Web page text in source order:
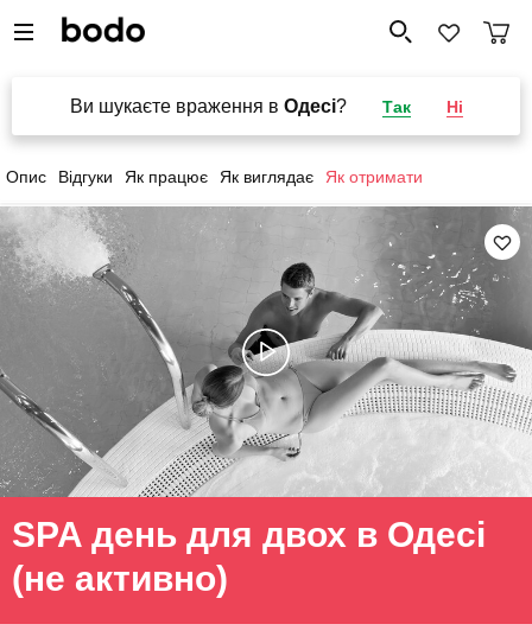
Ви шукаєте враження в Одесі? Так Ні
Опис Відгуки Як працює Як виглядає Як отримати
SPA день для двох в Одесі
(не активно)